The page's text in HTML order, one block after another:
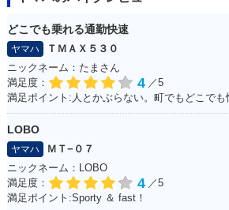
どこでも乗れる通勤快速
ヤマハ
ＴＭＡＸ５３０
ニックネーム：たまさん
満足度：
4 ／5
満足ポイント:人とかぶらない。町でもどこでも
LOBO
ヤマハ
ＭＴ−０７
ニックネーム：LOBO
満足度：
4 ／5
満足ポイント:Sporty ＆ fast！